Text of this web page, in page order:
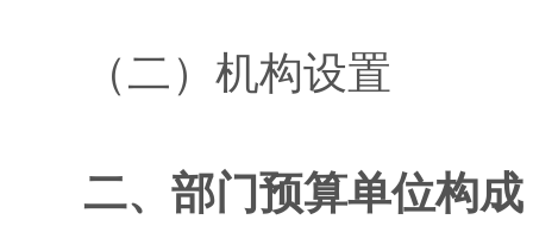
（二）机构设置
二、部门预算单位构成